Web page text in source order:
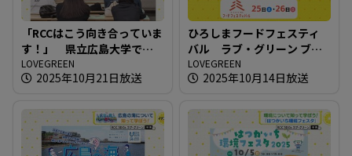
「RCCはこう向き合っていま
す！」 県立広島大学で企
業が環境問題への取り組み
を講義
LOVEGREEN
2025年10月21日放送
ひろしまフードフェスティ
バル ラブ・グリーン ブー
スでの取り組み
LOVEGREEN
2025年10月14日放送